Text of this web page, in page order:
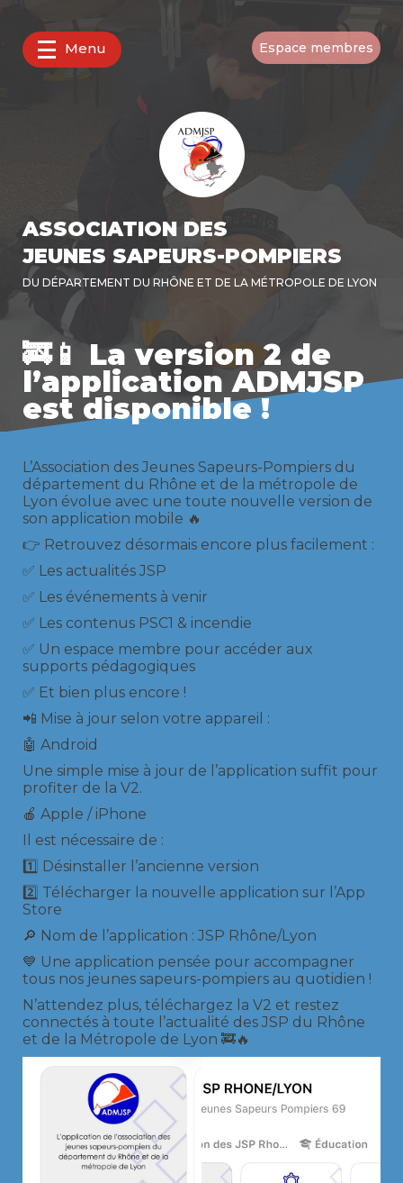
Menu Espace membres
ASSOCIATION DES
JEUNES SAPEURS-POMPIERS
DU DÉPARTEMENT DU RHÔNE ET DE LA MÉTROPOLE DE LYON
🚒📱 La version 2 de
l’application ADMJSP
est disponible !
L’Association des Jeunes Sapeurs-Pompiers du
département du Rhône et de la métropole de
Lyon évolue avec une toute nouvelle version de
son application mobile 🔥
👉 Retrouvez désormais encore plus facilement :
✅ Les actualités JSP
✅ Les événements à venir
✅ Les contenus PSC1 & incendie
✅ Un espace membre pour accéder aux
supports pédagogiques
✅ Et bien plus encore !
📲 Mise à jour selon votre appareil :
🤖 Android
Une simple mise à jour de l’application suffit pour
profiter de la V2.
🍎 Apple / iPhone
Il est nécessaire de :
1️⃣ Désinstaller l’ancienne version
2️⃣ Télécharger la nouvelle application sur l’App
Store
🔎 Nom de l’application : JSP Rhône/Lyon
💙 Une application pensée pour accompagner
tous nos jeunes sapeurs-pompiers au quotidien !
N’attendez plus, téléchargez la V2 et restez
connectés à toute l’actualité des JSP du Rhône
et de la Métropole de Lyon 🚒🔥